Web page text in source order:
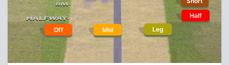
Off Mid Leg
Half